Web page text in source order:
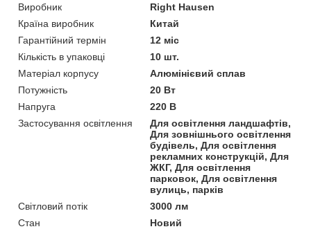
Виробник
Right Hausen
Країна виробник
Китай
Гарантійний термін
12 міс
Кількість в упаковці
10 шт.
Матеріал корпусу
Алюмінієвий сплав
Потужність
20 Вт
Напруга
220 В
Застосування освітлення
Для освітлення ландшафтів,
Для зовнішнього освітлення
будівель, Для освітлення
рекламних конструкцій, Для
ЖКГ, Для освітлення
парковок, Для освітлення
вулиць, парків
Світловий потік
3000 лм
Стан
Новий